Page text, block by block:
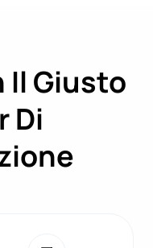
Il Giusto
Di